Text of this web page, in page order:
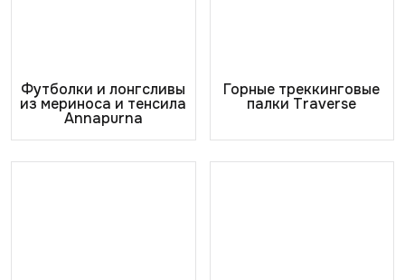
Футболки и лонгсливы
из мериноса и тенсила
Annapurna
Горные треккинговые
палки Traverse